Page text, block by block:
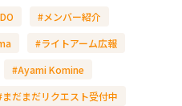
#メンバー紹介
#ライトアーム広報
#Ayami Komine
まだまだリクエスト受付中